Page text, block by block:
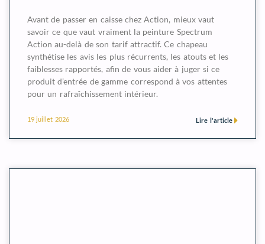
Avant de passer en caisse chez Action, mieux vaut
savoir ce que vaut vraiment la peinture Spectrum
Action au-delà de son tarif attractif. Ce chapeau
synthétise les avis les plus récurrents, les atouts et les
faiblesses rapportés, afin de vous aider à juger si ce
produit d’entrée de gamme correspond à vos attentes
pour un rafraîchissement intérieur.
Lire l'article
19 juillet 2026